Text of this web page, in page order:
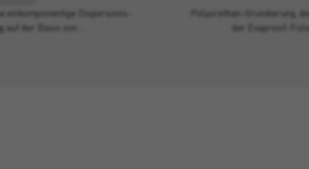
Dispersions-
auf der Basis von…
Polyurethan-Grundierung,
der Evaproof-